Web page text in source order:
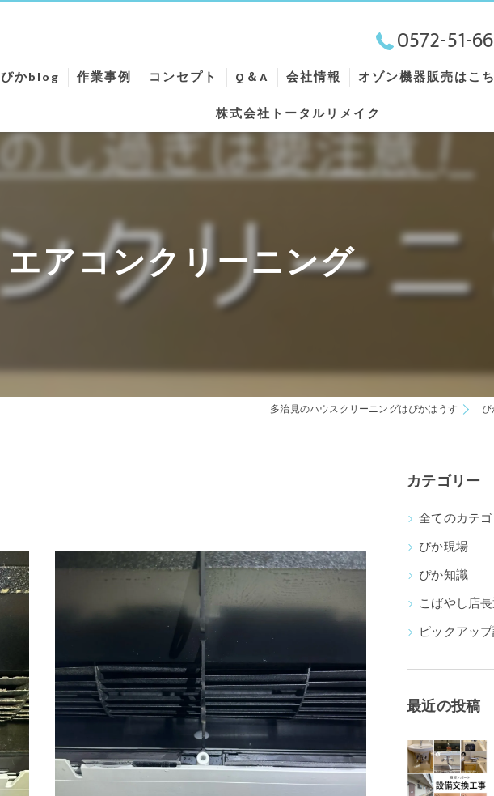
0572-51-
グ
ぴかblog 作業事例 コンセプト Q＆A 会社情報 オゾン機器販売はこ
株式会社トータルリメイク
エアコンクリーニング
多治見のハウスクリーニングはぴかはうす
カテゴリー
全てのカテ
ぴか現場
ぴか知識
こばやし店
ピックアッ
最近の投稿